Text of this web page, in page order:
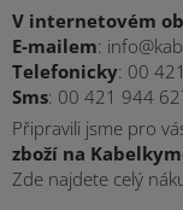
V internetovém
E-mailem:
Telefonicky: 00
Sms: 00 421 944
Připravili jsme pro
zboží na
Zde najdete celý